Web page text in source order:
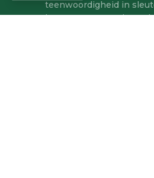
teenwoordigheid in
kragrugsteun- en